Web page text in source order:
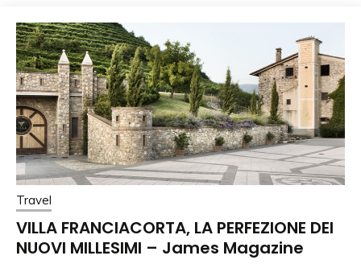
Travel
VILLA FRANCIACORTA, LA PERFEZIONE DEI
NUOVI MILLESIMI – James Magazine